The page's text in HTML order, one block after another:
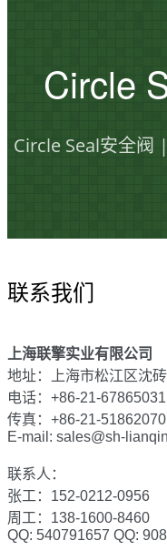
Circle
Circle Seal安全阀
联系我们
上海联擎实业有限公司
地址：上海市松江区沈
电话：+86-21-67865031
传真：+86-21-51862070
E-mail: sales@sh-
联系人：
张工：152-0212-0956
周工：138-1600-8460
QQ: 540791657 QQ: